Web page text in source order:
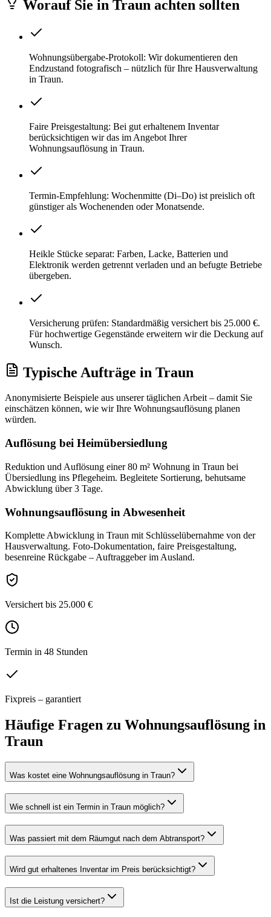
Worauf Sie in Traun achten sollten
Wohnungsübergabe-Protokoll: Wir dokumentieren den
Endzustand fotografisch – nützlich für Ihre Hausverwaltung
in Traun.
Faire Preisgestaltung: Bei gut erhaltenem Inventar
berücksichtigen wir das im Angebot Ihrer
Wohnungsauflösung in Traun.
Termin-Empfehlung: Wochenmitte (Di–Do) ist preislich oft
günstiger als Wochenenden oder Monatsende.
Heikle Stücke separat: Farben, Lacke, Batterien und
Elektronik werden getrennt verladen und an befugte Betriebe
übergeben.
Versicherung prüfen: Standardmäßig versichert bis 25.000 €.
Für hochwertige Gegenstände erweitern wir die Deckung auf
Wunsch.
Typische Aufträge in Traun
Anonymisierte Beispiele aus unserer täglichen Arbeit – damit Sie
einschätzen können, wie wir Ihre Wohnungsauflösung planen
würden.
Auflösung bei Heimübersiedlung
Reduktion und Auflösung einer 80 m² Wohnung in Traun bei
Übersiedlung ins Pflegeheim. Begleitete Sortierung, behutsame
Abwicklung über 3 Tage.
Wohnungsauflösung in Abwesenheit
Komplette Abwicklung in Traun mit Schlüsselübernahme von der
Hausverwaltung. Foto-Dokumentation, faire Preisgestaltung,
besenreine Rückgabe – Auftraggeber im Ausland.
Versichert bis 25.000 €
Termin in 48 Stunden
Fixpreis – garantiert
Häufige Fragen zu Wohnungsauflösung in
Traun
Was kostet eine Wohnungsauflösung in Traun?
Wie schnell ist ein Termin in Traun möglich?
Was passiert mit dem Räumgut nach dem Abtransport?
Wird gut erhaltenes Inventar im Preis berücksichtigt?
Ist die Leistung versichert?